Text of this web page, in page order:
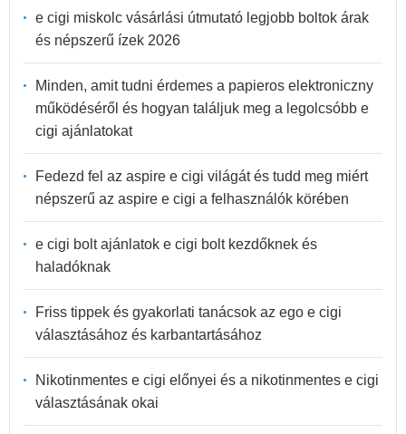
e cigi miskolc vásárlási útmutató legjobb boltok árak
és népszerű ízek 2026
Minden, amit tudni érdemes a papieros elektroniczny
működéséről és hogyan találjuk meg a legolcsóbb e
cigi ajánlatokat
Fedezd fel az aspire e cigi világát és tudd meg miért
népszerű az aspire e cigi a felhasználók körében
e cigi bolt ajánlatok e cigi bolt kezdőknek és
haladóknak
Friss tippek és gyakorlati tanácsok az ego e cigi
választásához és karbantartásához
Nikotinmentes e cigi előnyei és a nikotinmentes e cigi
választásának okai